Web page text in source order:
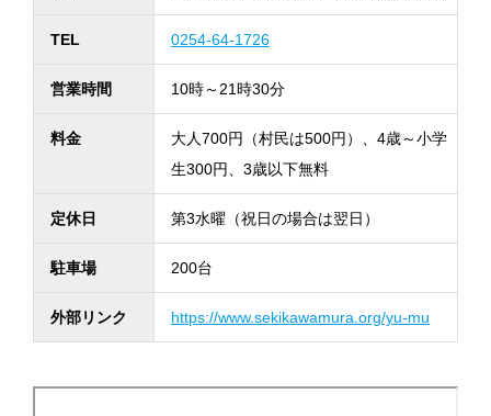
TEL 0254-64-1726
営業時間 10時～21時30分
料金
大人700円（村民は500円）、4歳～小学
生300円、3歳以下無料
定休日 第3水曜（祝日の場合は翌日）
駐車場 200台
外部リンク https://www.sekikawamura.org/yu-mu